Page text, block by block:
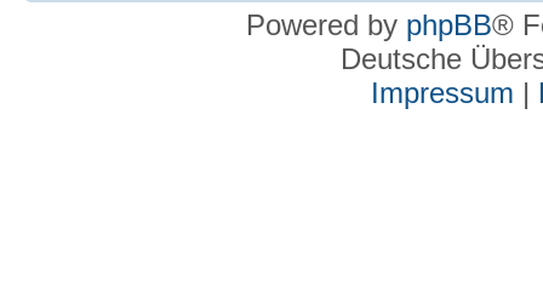
Powered by phpBB®
Deutsche
Impressum |